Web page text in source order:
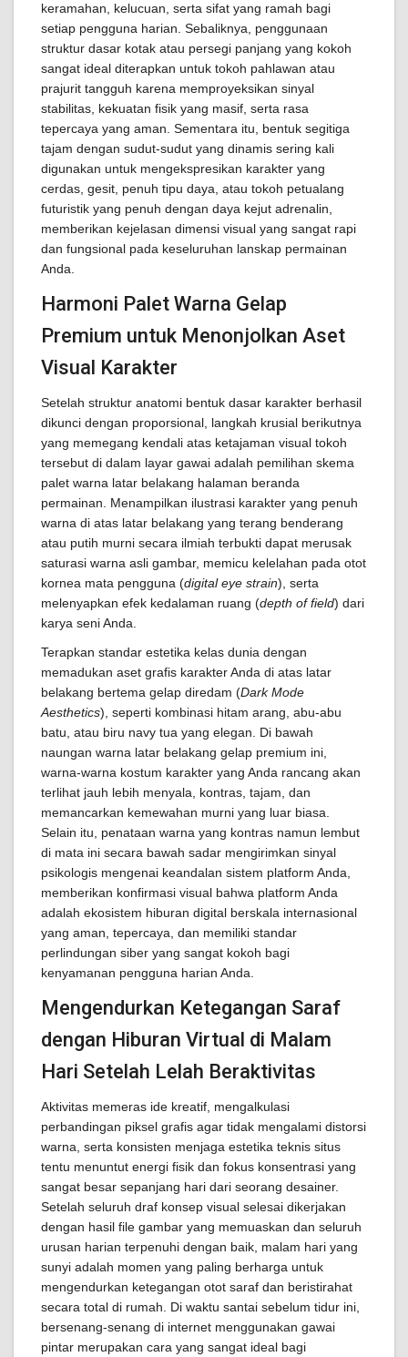
keramahan, kelucuan, serta sifat yang ramah bagi
setiap pengguna harian. Sebaliknya, penggunaan
struktur dasar kotak atau persegi panjang yang kokoh
sangat ideal diterapkan untuk tokoh pahlawan atau
prajurit tangguh karena memproyeksikan sinyal
stabilitas, kekuatan fisik yang masif, serta rasa
tepercaya yang aman. Sementara itu, bentuk segitiga
tajam dengan sudut-sudut yang dinamis sering kali
digunakan untuk mengekspresikan karakter yang
cerdas, gesit, penuh tipu daya, atau tokoh petualang
futuristik yang penuh dengan daya kejut adrenalin,
memberikan kejelasan dimensi visual yang sangat rapi
dan fungsional pada keseluruhan lanskap permainan
Anda.
Harmoni Palet Warna Gelap
Premium untuk Menonjolkan Aset
Visual Karakter
Setelah struktur anatomi bentuk dasar karakter berhasil
dikunci dengan proporsional, langkah krusial berikutnya
yang memegang kendali atas ketajaman visual tokoh
tersebut di dalam layar gawai adalah pemilihan skema
palet warna latar belakang halaman beranda
permainan. Menampilkan ilustrasi karakter yang penuh
warna di atas latar belakang yang terang benderang
atau putih murni secara ilmiah terbukti dapat merusak
saturasi warna asli gambar, memicu kelelahan pada otot
kornea mata pengguna (digital eye strain), serta
melenyapkan efek kedalaman ruang (depth of field) dari
karya seni Anda.
Terapkan standar estetika kelas dunia dengan
memadukan aset grafis karakter Anda di atas latar
belakang bertema gelap diredam (Dark Mode
Aesthetics), seperti kombinasi hitam arang, abu-abu
batu, atau biru navy tua yang elegan. Di bawah
naungan warna latar belakang gelap premium ini,
warna-warna kostum karakter yang Anda rancang akan
terlihat jauh lebih menyala, kontras, tajam, dan
memancarkan kemewahan murni yang luar biasa.
Selain itu, penataan warna yang kontras namun lembut
di mata ini secara bawah sadar mengirimkan sinyal
psikologis mengenai keandalan sistem platform Anda,
memberikan konfirmasi visual bahwa platform Anda
adalah ekosistem hiburan digital berskala internasional
yang aman, tepercaya, dan memiliki standar
perlindungan siber yang sangat kokoh bagi
kenyamanan pengguna harian Anda.
Mengendurkan Ketegangan Saraf
dengan Hiburan Virtual di Malam
Hari Setelah Lelah Beraktivitas
Aktivitas memeras ide kreatif, mengalkulasi
perbandingan piksel grafis agar tidak mengalami distorsi
warna, serta konsisten menjaga estetika teknis situs
tentu menuntut energi fisik dan fokus konsentrasi yang
sangat besar sepanjang hari dari seorang desainer.
Setelah seluruh draf konsep visual selesai dikerjakan
dengan hasil file gambar yang memuaskan dan seluruh
urusan harian terpenuhi dengan baik, malam hari yang
sunyi adalah momen yang paling berharga untuk
mengendurkan ketegangan otot saraf dan beristirahat
secara total di rumah. Di waktu santai sebelum tidur ini,
bersenang-senang di internet menggunakan gawai
pintar merupakan cara yang sangat ideal bagi